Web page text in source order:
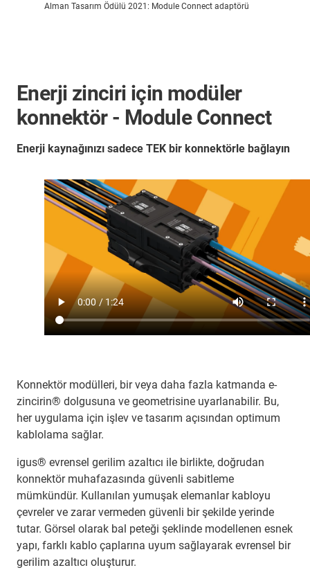
Alman Tasarım Ödülü 2021: Module Connect adaptörü
Enerji zinciri için modüler
konnektör - Module Connect
Enerji kaynağınızı sadece TEK bir konnektörle bağlayın
Konnektör modülleri, bir veya daha fazla katmanda e-
zincirin® dolgusuna ve geometrisine uyarlanabilir. Bu,
her uygulama için işlev ve tasarım açısından optimum
kablolama sağlar.
igus® evrensel gerilim azaltıcı ile birlikte, doğrudan
konnektör muhafazasında güvenli sabitleme
mümkündür. Kullanılan yumuşak elemanlar kabloyu
çevreler ve zarar vermeden güvenli bir şekilde yerinde
tutar. Görsel olarak bal peteği şeklinde modellenen esnek
yapı, farklı kablo çaplarına uyum sağlayarak evrensel bir
gerilim azaltıcı oluşturur.